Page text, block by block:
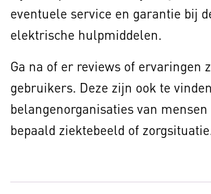
eventuele service en garantie bij
elektrische hulpmiddelen.
Ga na of er reviews of ervaringen
gebruikers. Deze zijn ook te
belangenorganisaties van mensen
bepaald ziektebeeld of